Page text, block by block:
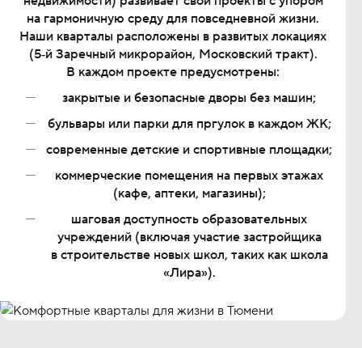
на гармоничную среду для повседневной жизни.
Наши кварталы расположены в развитых локациях
(5‐й Заречный микрорайон, Московский тракт).
В каждом проекте предусмотрены:
закрытые и безопасные дворы без машин;
бульвары или парки для пргулок в каждом ЖК;
современные детские и спортивные площадки;
коммерческие помещения на первых этажах
(кафе, аптеки, магазины);
шаговая доступность образовательных
учреждений (включая участие застройщика
в строительстве новых школ, таких как школа
«Лира»).